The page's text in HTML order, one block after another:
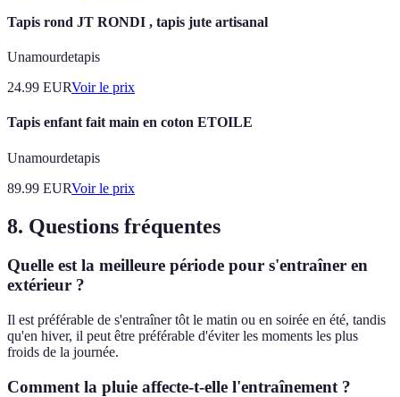
Tapis rond JT RONDI , tapis jute artisanal
Unamourdetapis
24.99 EURVoir le prix
Tapis enfant fait main en coton ETOILE
Unamourdetapis
89.99 EURVoir le prix
8. Questions fréquentes
Quelle est la meilleure période pour s'entraîner en
extérieur ?
Il est préférable de s'entraîner tôt le matin ou en soirée en été, tandis
qu'en hiver, il peut être préférable d'éviter les moments les plus
froids de la journée.
Comment la pluie affecte-t-elle l'entraînement ?